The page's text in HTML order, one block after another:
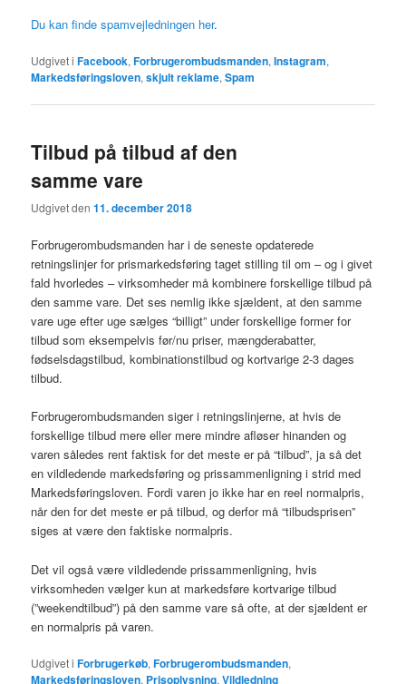
Du kan finde spamvejledningen her.
Udgivet i Facebook,Forbrugerombudsmanden,Instagram,
Markedsføringsloven,skjult reklame,Spam
Tilbud på tilbud af den
samme vare
Udgivet den11. december 2018
Forbrugerombudsmanden har i de seneste opdaterede
retningslinjer for prismarkedsføring taget stilling til om – og i givet
fald hvorledes – virksomheder må kombinere forskellige tilbud på
den samme vare. Det ses nemlig ikke sjældent, at den samme
vare uge efter uge sælges “billigt” under forskellige former for
tilbud som eksempelvis før/nu priser, mængderabatter,
fødselsdagstilbud, kombinationstilbud og kortvarige 2-3 dages
tilbud.
Forbrugerombudsmanden siger i retningslinjerne, at hvis de
forskellige tilbud mere eller mere mindre afløser hinanden og
varen således rent faktisk for det meste er på “tilbud”, ja så det
en vildledende markedsføring og prissammenligning i strid med
Markedsføringsloven. Fordi varen jo ikke har en reel normalpris,
når den for det meste er på tilbud, og derfor må “tilbudsprisen”
siges at være den faktiske normalpris.
Det vil også være vildledende prissammenligning, hvis
virksomheden vælger kun at markedsføre kortvarige tilbud
(”weekendtilbud”) på den samme vare så ofte, at der sjældent er
en normalpris på varen.
Udgivet i Forbrugerkøb,Forbrugerombudsmanden,
Markedsføringsloven, Prisoplysning,Vildledning